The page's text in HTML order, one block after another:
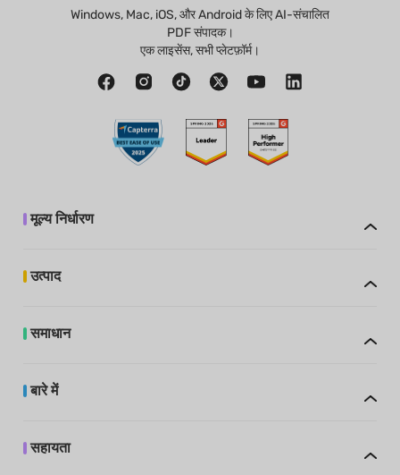
Windows, Mac, iOS, और Android के लिए AI-संचालित
PDF संपादक।
एक लाइसेंस, सभी प्लेटफ़ॉर्म।
मूल्य निर्धारण
उत्पाद
समाधान
बारे में
सहायता